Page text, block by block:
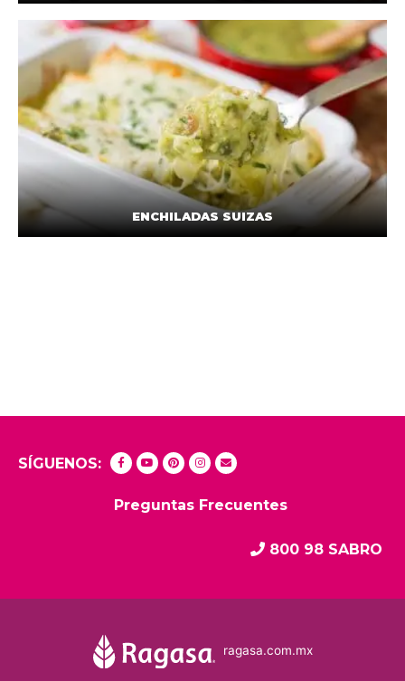
ENCHILADAS SUIZAS
SÍGUENOS:
Preguntas Frecuentes
800 98 SABRO
ragasa.com.mx